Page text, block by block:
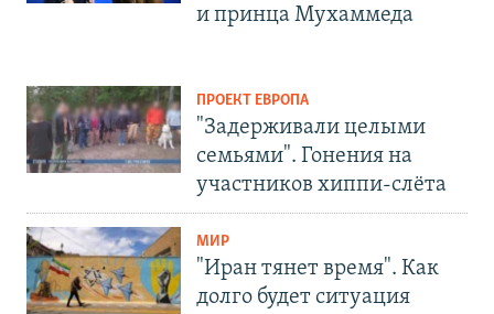
и принца Мухаммеда
ПРОЕКТ ЕВРОПА
"Задерживали целыми
семьями". Гонения на
участников хиппи-слёта
МИР
"Иран тянет время". Как
долго будет ситуация